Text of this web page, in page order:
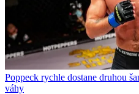
Poppeck rychle dostane druhou
váhy